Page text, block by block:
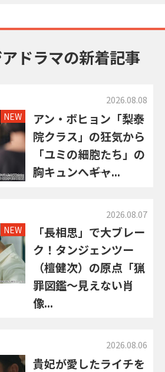
ドラマの新着記事
2026.08.08
NEW
アン・ボヒョン「梨泰
院クラス」の狂気から
「ユミの細胞たち」の
胸キュンへ――ギャ...
2026.08.07
NEW
「長相思」で大ブレー
ク！タンジェンツー
（檀健次）の原点「猟
罪図鑑～見えない肖
像...
2026.08.06
貴妃が愛したライチを